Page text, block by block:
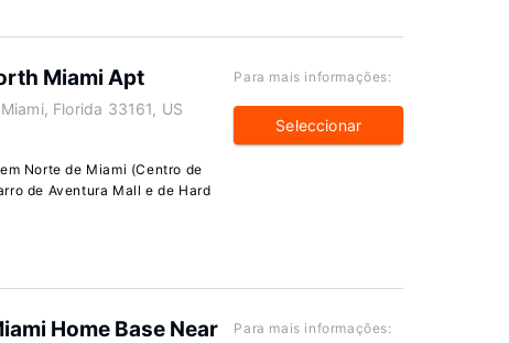
Miami Apt
Florida 33161, US
Norte de Miami (Centro de
de Aventura Mall e de Hard
Para mais informações:
Seleccionar
Home Base Near
Para mais informações: